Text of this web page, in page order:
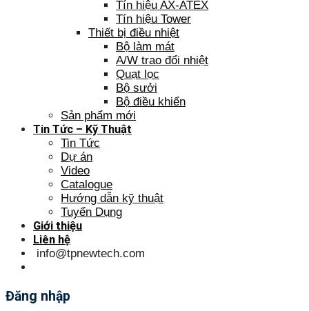
Tín hiệu AX-ATEX
Tín hiệu Tower
Thiết bị điều nhiệt
Bộ làm mát
A/W trao đổi nhiệt
Quạt lọc
Bộ sưởi
Bộ điều khiển
Sản phẩm mới
Tin Tức – Kỹ Thuật
Tin Tức
Dự án
Video
Catalogue
Hướng dẫn kỹ thuật
Tuyển Dụng
Giới thiệu
Liên hệ
info@tpnewtech.com
Đăng nhập